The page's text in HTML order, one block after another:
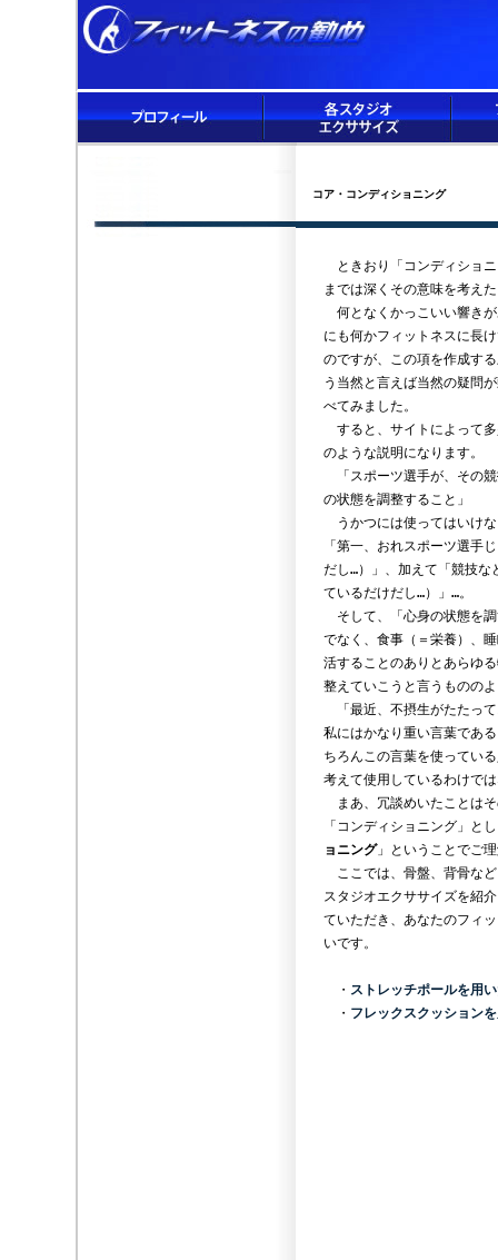
コア・コンディショニング
ときおり「コンディショ
までは深くその意味を考え
何となくかっこいい響き
にも何かフィットネスに長
のですが、この項を作成す
う当然と言えば当然の疑問
べてみました。
すると、サイトによって
のような説明になります。
「スポーツ選手が、その
の状態を調整すること」
うかつには使ってはいけ
「第一、おれスポーツ選手
だし…）」、加えて「競技な
ているだけだし…）」…。
そして、「心身の状態を
でなく、食事（＝栄養）、
活することのありとあらゆ
整えていこうと言うものの
「最近、不摂生がたたっ
私にはかなり重い言葉であ
ちろんこの言葉を使ってい
考えて使用しているわけで
まあ、冗談めいたことは
「コンディショニング」と
ョニング」ということでご
ここでは、骨盤、背骨な
スタジオエクササイズを紹
ていただき、あなたのフィ
いです。
・ ストレッチポールを用
・ フレックスクッション